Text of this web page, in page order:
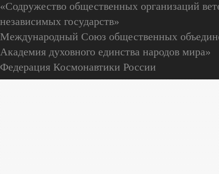
«Содружество общественных организаций
независимых государств»
Международный Союз общественных
Академия духовного единства народов мира»
Федерация Космонавтики России